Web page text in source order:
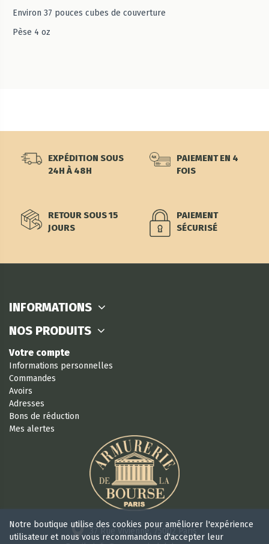
Environ 37 pouces cubes de couverture
Pèse 4 oz
EXPÉDITION SOUS
24H À 48H
PAIEMENT EN 4
FOIS
RETOUR SOUS 15
JOURS
PAIEMENT
SÉCURISÉ
INFORMATIONS
NOS PRODUITS
Votre compte
Informations personnelles
Commandes
Avoirs
Adresses
Bons de réduction
Mes alertes
37 Rue Vivienne, 75002 Paris
Notre boutique utilise des cookies pour améliorer l'expérience
utilisateur et nous vous recommandons d'accepter leur